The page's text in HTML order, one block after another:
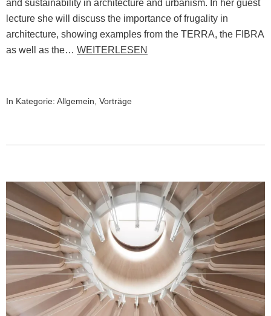
and sustainability in architecture and urbanism. In her guest
lecture she will discuss the importance of frugality in
architecture, showing examples from the TERRA, the FIBRA
as well as the… WEITERLESEN
In Kategorie: Allgemein Vorträge